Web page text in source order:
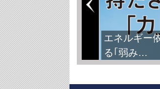
エネルギー
る｢弱み…